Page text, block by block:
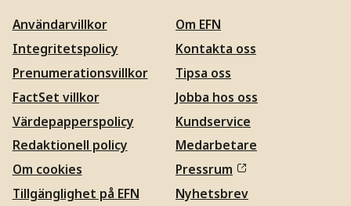
Användarvillkor
Integritetspolicy
Prenumerationsvillkor
FactSet villkor
Värdepapperspolicy
Redaktionell policy
Om cookies
Tillgänglighet på EFN
Om EFN
Kontakta oss
Tipsa oss
Jobba hos oss
Kundservice
Medarbetare
Pressrum
Nyhetsbrev